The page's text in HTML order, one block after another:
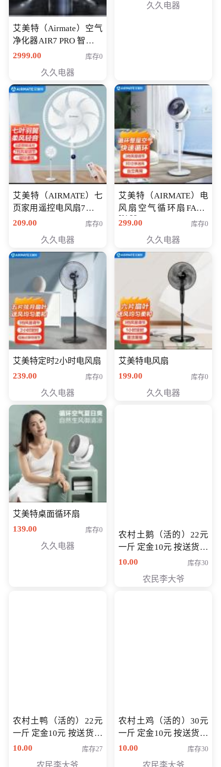
艾美特（Airmate）空气
净化器AIR7 PRO 智能全
屋空气循环负离子旗舰
2999.00 库存0
久久电器
鹅，白天鹅智能)
久久电器
艾美特（AIRMATE）七
页家用遥控电风扇7档风
量空气循环摇头立式落
定时落地式风扇CS35-
R20
209.00 库存0
久久电器
艾美特（AIRMATE）电
风扇空气循环扇FA18-
X168
299.00 库存0
久久电器
艾美特定时2小时电风扇
239.00
库存0
久久电器
艾美特电风扇
199.00
库存0
久久电器
艾美特桌面循环扇
139.00
库存0
久久电器
农村土鹅（活的）22元
一斤 定金10元 按送货交
付时秤重计算货款 定金
10.00 库存30
农民李大爷
农村土鸭（活的）22元
一斤 定金10元 按送货交
付时秤重计算货款 定金
10.00 库存27
农村土鸡（活的）30元
一斤 定金10元 按送货交
付时秤重计算货款 定金
10.00 库存30